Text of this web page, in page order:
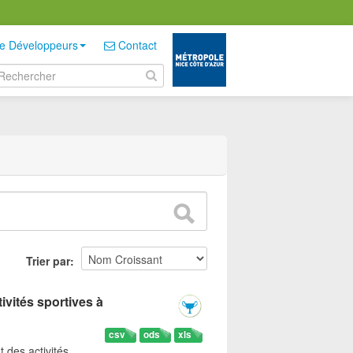
Développeurs Contact
Trier par
sportives à
xls
ods
csv